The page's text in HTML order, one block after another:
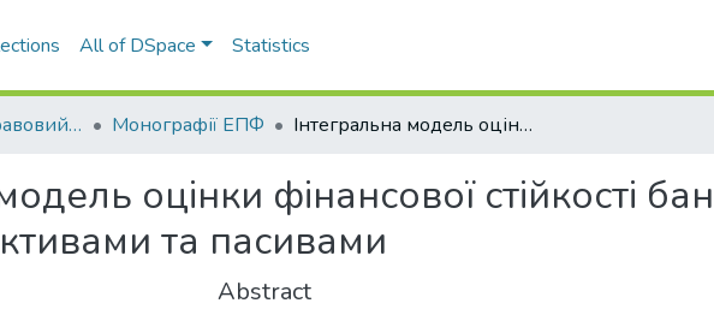
All of DSpace Statistics
04. Економіко-правовий факультет Монографії ЕПФ Інтегральна модель оцінки фінансової стійкості банку на основі якості управління активами та пасивами
оцінки фінансової стійкості
та пасивами
Abstract